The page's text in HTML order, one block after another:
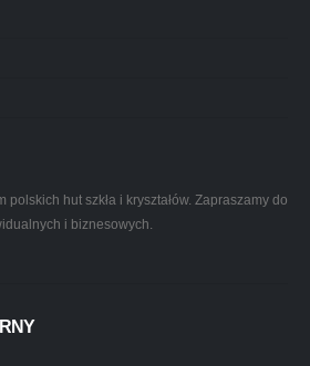
hut szkła i kryształów. Zapraszamy do
i biznesowych.